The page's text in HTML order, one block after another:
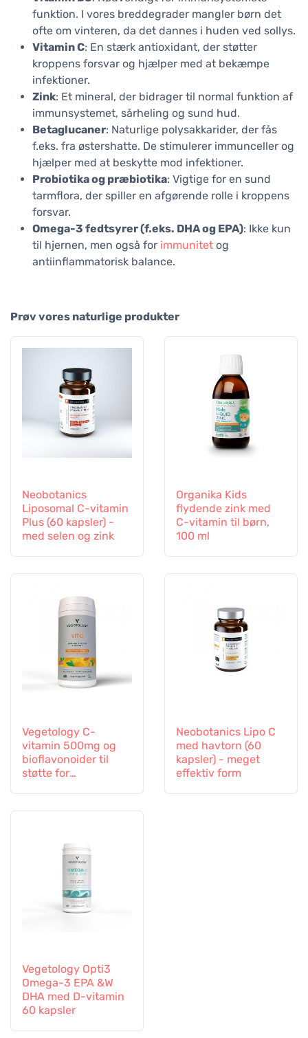
funktion. I vores breddegrader mangler børn det
ofte om vinteren, da det dannes i huden ved sollys.
Vitamin C: En stærk antioxidant, der støtter
kroppens forsvar og hjælper med at bekæmpe
infektioner.
Zink: Et mineral, der bidrager til normal funktion af
immunsystemet, sårheling og sund hud.
Betaglucaner: Naturlige polysakkarider, der fås
f.eks. fra østershatte. De stimulerer immunceller og
hjælper med at beskytte mod infektioner.
Probiotika og præbiotika: Vigtige for en sund
tarmflora, der spiller en afgørende rolle i kroppens
forsvar.
Omega-3 fedtsyrer (f.eks. DHA og EPA): Ikke kun
til hjernen, men også for immunitet og
antiinflammatorisk balance.
Prøv vores naturlige produkter
Neobotanics
Liposomal C-vitamin
Plus (60 kapsler) -
med selen og zink
Organika Kids
flydende zink med
C-vitamin til børn,
100 ml
Vegetology C-
vitamin 500mg og
bioflavonoider til
støtte for
Neobotanics Lipo C
med havtorn (60
kapsler) - meget
effektiv form
Vegetology Opti3
Omega-3 EPA &W
DHA med D-vitamin
60 kapsler